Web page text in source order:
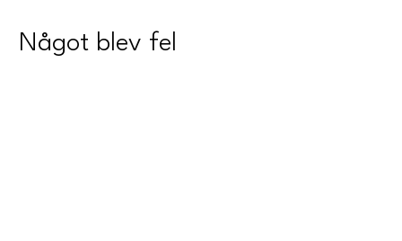
Något blev fel